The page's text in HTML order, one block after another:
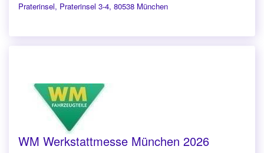
Praterinsel, Praterinsel 3-4, 80538 München
WM Werkstattmesse München 2026